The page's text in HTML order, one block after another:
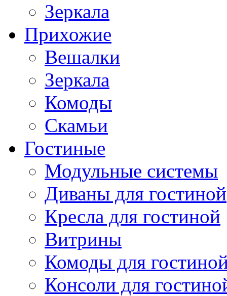
Зеркала
Прихожие
Вешалки
Зеркала
Комоды
Скамьи
Гостиные
Модульные системы
Диваны для гостиной
Кресла для гостиной
Витрины
Комоды для
Консоли для